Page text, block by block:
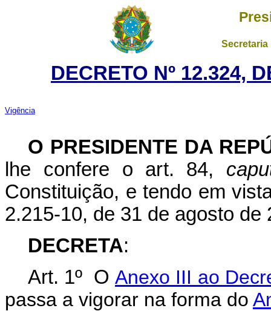
DECRETO Nº 12.324,
Vigência
O PRESIDENTE DA
lhe confere o art. 84,
Constituição, e tendo em
2.215-10, de 31 de agosto de
DECRETA:
Art. 1º OAnexo III ao
passa a vigorar na forma do